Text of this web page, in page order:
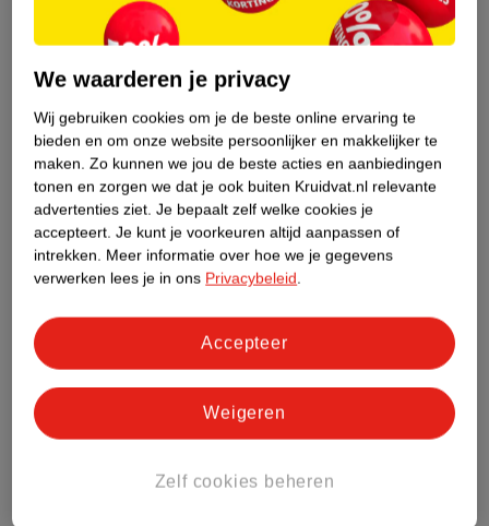
Productinformatie
Etiketinformatie
Nature Impact Score
Rood (-) = hoge impact op het milieu.
Groen (+) = lage impact op het milieu.
Gebaseerd op wereldwijde
gemiddelden.
Voedingsmiddelen voor Huisdieren gemiddelde: 29%
Hogere score betekent lagere impact
Bestel & Bezorginformatie
We waarderen je privacy
Wij gebruiken cookies om je de beste online ervaring te
bieden en om onze website persoonlijker en makkelijker te
maken. Zo kunnen we jou de beste acties en aanbiedingen
tonen en zorgen we dat je ook buiten Kruidvat.nl relevante
advertenties ziet. Je bepaalt zelf welke cookies je
accepteert. Je kunt je voorkeuren altijd aanpassen of
intrekken. Meer informatie over hoe we je gegevens
verwerken lees je in ons Privacybeleid.
Zelf cookies beheren
Weigeren
Accepteer